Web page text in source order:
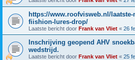
https://www.roofvisweb.nl/
fiishion-lures-drop/
Laatste bericht door Frank van Vliet « 26
Inschrijving geopend AHV
wedstrijd.
Laatste bericht door Frank van Vliet « 25